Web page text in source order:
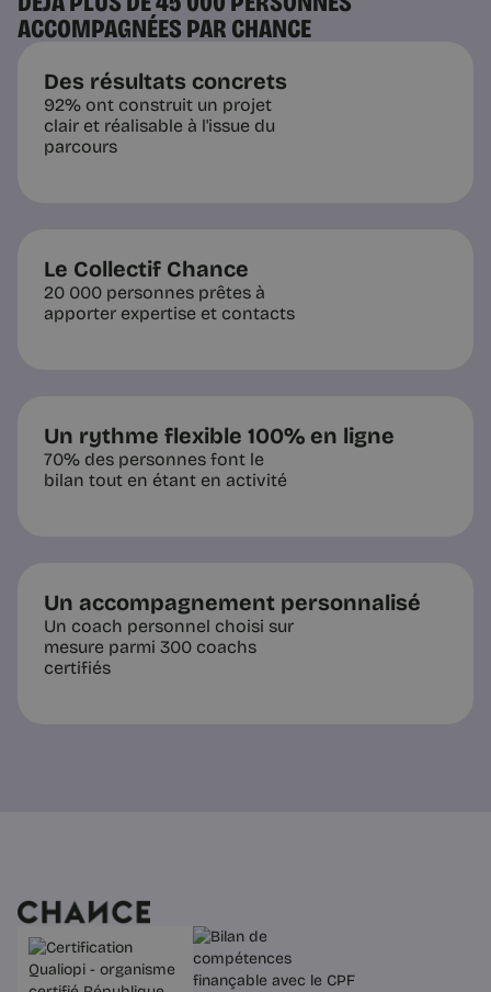
ACCOMPAGNÉES PAR CHANCE
Des résultats concrets
92% ont construit un projet
clair et réalisable à l'issue du
parcours
Le Collectif Chance
20 000 personnes prêtes à
apporter expertise et contacts
Un rythme flexible 100% en ligne
70% des personnes font le
bilan tout en étant en activité
Un accompagnement personnalisé
Un coach personnel choisi sur
mesure parmi 300 coachs
certifiés